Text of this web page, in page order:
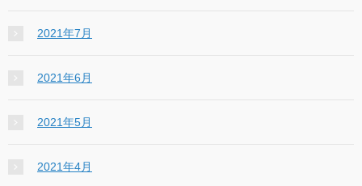
2021年7月
2021年6月
2021年5月
2021年4月